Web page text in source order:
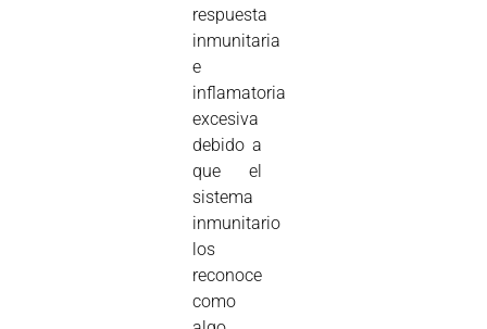
respuesta
inmunitaria
e
inflamatoria
excesiva
debido a
que el
sistema
inmunitario
los
reconoce
como